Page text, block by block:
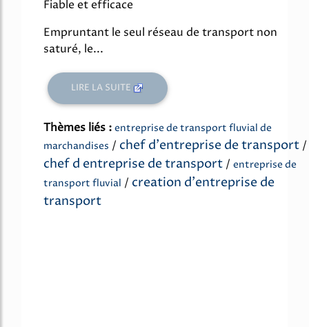
Fiable et efficace
Empruntant le seul réseau de transport non
saturé, le...
LIRE LA SUITE
Thèmes liés : entreprise de transport fluvial de
marchandises / chef d'entreprise de transport /
chef d entreprise de transport / entreprise de
transport fluvial / creation d'entreprise de
transport